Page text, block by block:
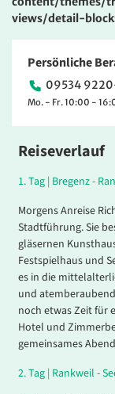
Reiseverlauf
1.Tag | Bregenz-
Morgens Anreise
Stadtführung. Sie
gläsernen
Festspielhaus und
es in die
und
noch etwas Zeit für
Hotel und
gemeinsames
2.Tag | Rankweil -
views/detail-
Persönliche
09534
Mo. - Fr. 10:00 -